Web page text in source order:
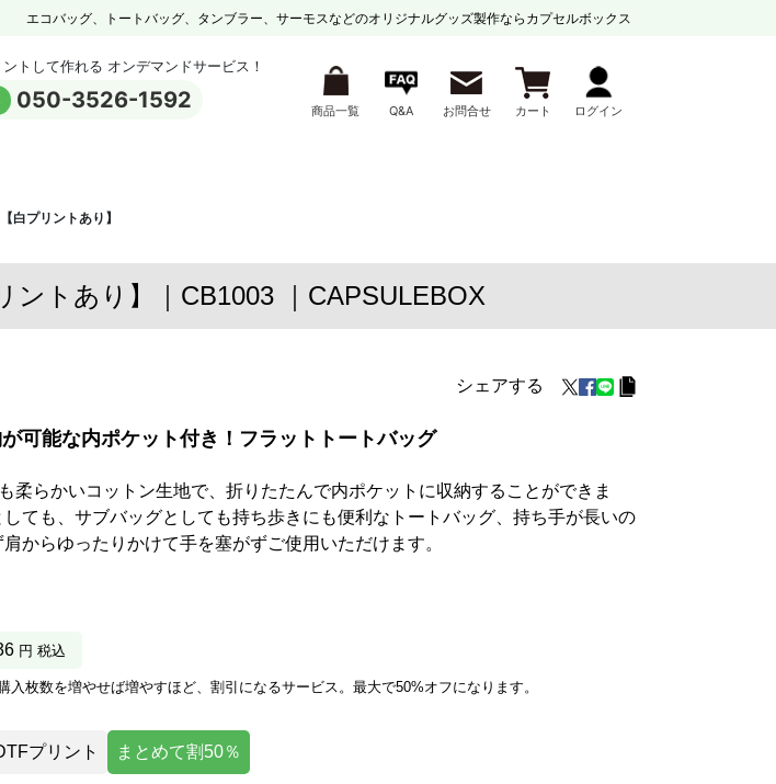
エコバッグ、トートバッグ、タンブラー、サーモスなどのオリジナルグッズ製作ならカプセルボックス
トして作れる オンデマンドサービス！
050-3526-1592 商品一覧 Q&A お問合せ カート ログイン
白プリントあり】
ントあり】｜CB1003 ｜CAPSULEBOX
シェアする
可能な内ポケット付き！フラットトートバッグ
柔らかいコットン生地で、折りたたんで内ポケットに収納することができま
ても、サブバッグとしても持ち歩きにも便利なトートバッグ、持ち手が長いの
からゆったりかけて手を塞がずご使用いただけます。
円 税込
枚数を増やせば増やすほど、割引になるサービス。最大で50%オフになります。
プリント まとめて割50％